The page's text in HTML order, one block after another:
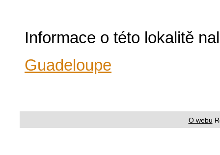
Informace o této lokalitě
Guadeloupe
O webu